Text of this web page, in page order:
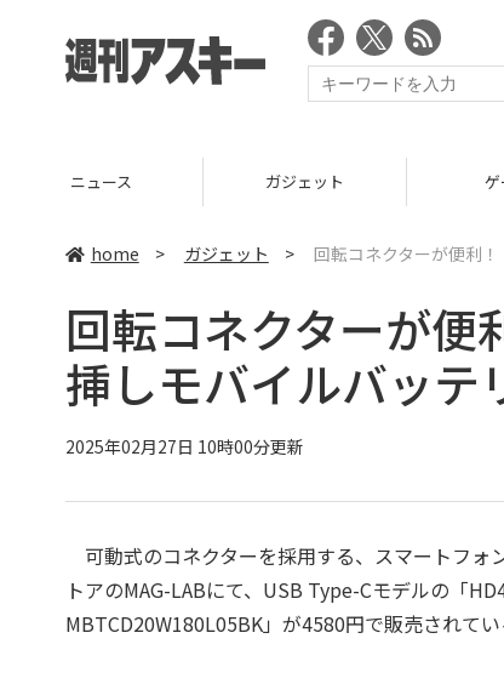
ニュース ガジェット ゲ
home > ガジェット > 回転コネクターが便利
回転コネクターが便
挿しモバイルバッテ
2025年02月27日 10時00分更新
可動式のコネクターを採用する、スマートフォ
トアのMAG-LABにて、USB Type-Cモデルの「
MBTCD20W180L05BK」が4580円で販売されてい